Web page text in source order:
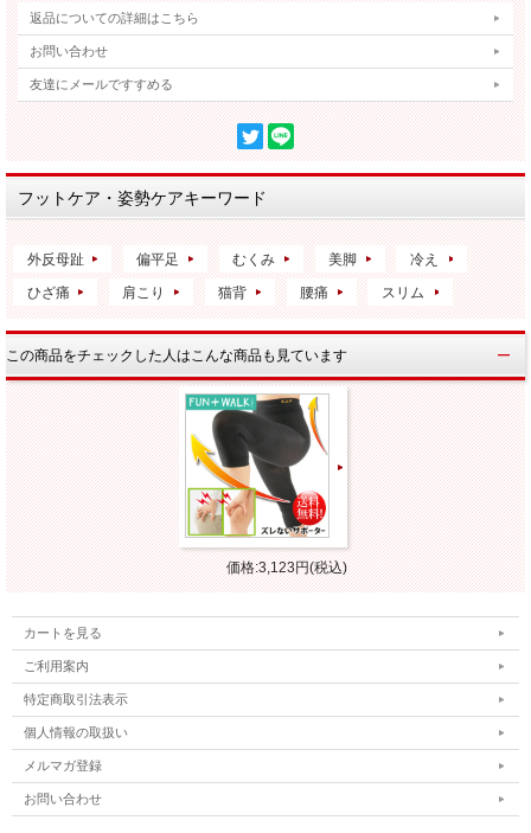
返品についての詳細はこちら
お問い合わせ
友達にメールですすめる
フットケア・姿勢ケアキーワード
外反母趾 偏平足 むくみ 美脚 冷え
ひざ痛 肩こり 猫背 腰痛 スリム
この商品をチェックした人はこんな商品も見ています
価格:3,123円(税込)
カートを見る
ご利用案内
特定商取引法表示
個人情報の取扱い
メルマガ登録
お問い合わせ